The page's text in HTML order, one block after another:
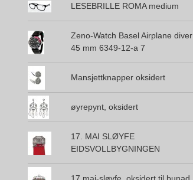
LESEBRILLE ROMA medium
Zeno-Watch Basel Airplane diver
45 mm 6349-12-a 7
Mansjettknapper oksidert
øyrepynt, oksidert
17. MAI SLØYFE
EIDSVOLLBYGNINGEN
17.mai-sløyfe, oksidert til bunad